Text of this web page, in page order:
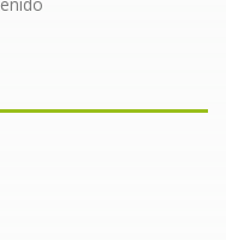
caer en las
profesionista
y fiscal en las